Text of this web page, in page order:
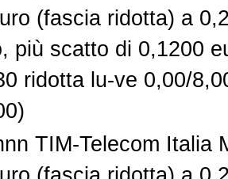
(fascia ridotta) a
più scatto di 0,1200
ridotta lu-ve 0,00/
TIM-Telecom Italia